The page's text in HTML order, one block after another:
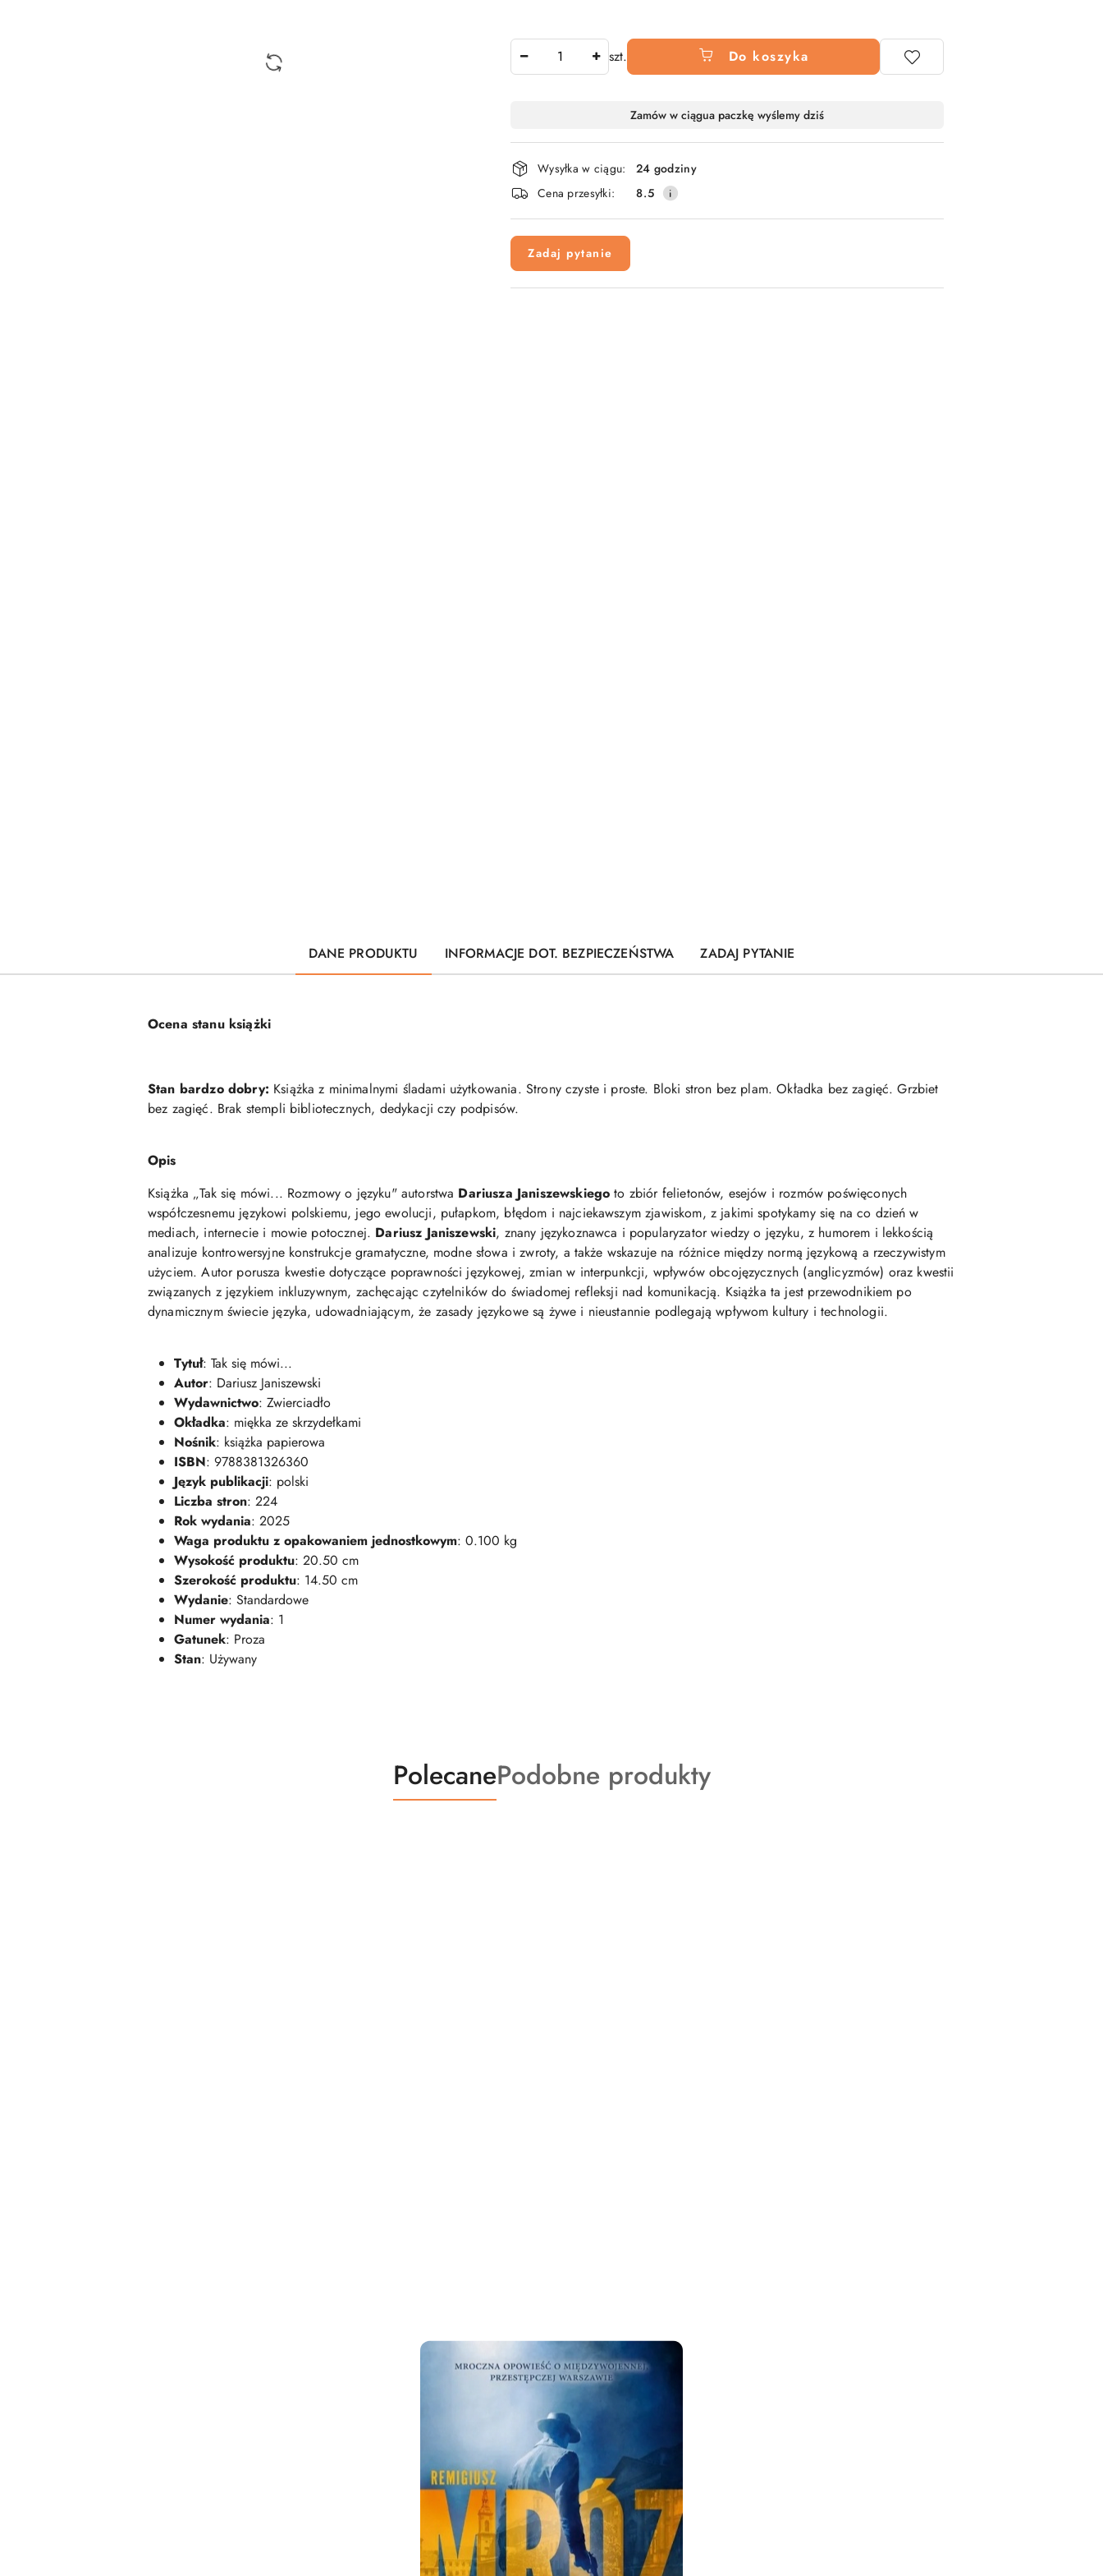
szt. Do koszyka
i
dostawa
Zamów w ciągua paczkę wyślemy dziś
Wysyłka w ciągu:
24 godziny
Cena przesyłki:
8.5
Zadaj pytanie
DANE PRODUKTU INFORMACJE DOT. BEZPIECZEŃSTWA ZADAJ PYTANIE
Ocena stanu książki
Stan bardzo dobry: Książka z minimalnymi śladami użytkowania. Strony czyste i proste. Bloki stron bez plam. Okładka bez zagięć. Grzbiet
bez zagięć. Brak stempli bibliotecznych, dedykacji czy podpisów.
Opis
Książka „Tak się mówi... Rozmowy o języku" autorstwa Dariusza Janiszewskiego to zbiór felietonów, esejów i rozmów poświęconych
współczesnemu językowi polskiemu, jego ewolucji, pułapkom, błędom i najciekawszym zjawiskom, z jakimi spotykamy się na co dzień w
mediach, internecie i mowie potocznej. Dariusz Janiszewski, znany językoznawca i popularyzator wiedzy o języku, z humorem i lekkością
analizuje kontrowersyjne konstrukcje gramatyczne, modne słowa i zwroty, a także wskazuje na różnice między normą językową a rzeczywistym
użyciem. Autor porusza kwestie dotyczące poprawności językowej, zmian w interpunkcji, wpływów obcojęzycznych (anglicyzmów) oraz kwestii
związanych z językiem inkluzywnym, zachęcając czytelników do świadomej refleksji nad komunikacją. Książka ta jest przewodnikiem po
dynamicznym świecie języka, udowadniającym, że zasady językowe są żywe i nieustannie podlegają wpływom kultury i technologii.
Tytuł: Tak się mówi...
Autor: Dariusz Janiszewski
Wydawnictwo: Zwierciadło
Okładka: miękka ze skrzydełkami
Nośnik: książka papierowa
ISBN: 9788381326360
Język publikacji: polski
Liczba stron: 224
Rok wydania: 2025
Waga produktu z opakowaniem jednostkowym: 0.100 kg
Wysokość produktu: 20.50 cm
Szerokość produktu: 14.50 cm
Wydanie: Standardowe
Numer wydania: 1
Gatunek: Proza
Stan: Używany
Produkty
o
PolecaneProdukty
o
Podobne produkty